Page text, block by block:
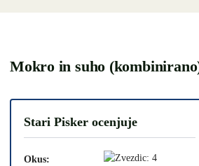
mokro in suho
Stari Pisker ocenjuje
Okus: